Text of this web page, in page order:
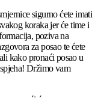
sigurno ćete imati
koraka jer će time i
poziva na
za posao te ćete
kako pronaći posao u
Držimo vam